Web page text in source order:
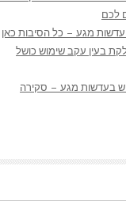
לכם
מגע – כל הסיבות כאן
בעין עקב שימוש כושל
בעדשות מגע – סקירה